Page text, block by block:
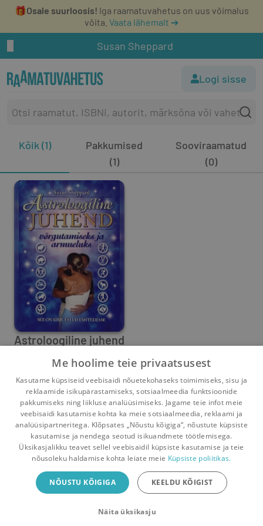
🎁Osale suurloosis! Iga raamatuvahetus on uus võimalus
võita. Vaata lähemalt ➔
Susan Sheppard
Logi sisse
Kõik (1)
Pakkumised
(1)
Sooviraamatud
(0)
Astroloogiline juhend
võrgutamiseks ja
2 0
Pealehele Ostukorv Sõnumid Teated Konto
Raamatuvahetuse mobiiliäpp
Vaheta raamatuid veelgi mugavamalt!
Me hoolime teie privaatsusest
Kasutame küpsiseid veebisaidi nõuetekohaseks toimimiseks, sisu ja
reklaamide isikupärastamiseks, sotsiaalmeedia funktsioonide
pakkumiseks ning liikluse analüüsimiseks. Jagame teie infot meie
veebisaidi kasutamise kohta ka meie sotsiaalmeedia, reklaami ja
analüüsipartneritega. Klõpsates „Nõustu kõigiga“, nõustute küpsiste
kasutamise ja nendega seotud isikuandmete töötlemisega.
Üksikasjalikku teavet sellel veebisaidil küpsiste kasutamise ja teie
nõusoleku haldamise kohta leiate meie Küpsiste poliitikas.
NÕUSTU KÕIGIGA KEELDU KÕIGIST
Näita üksikasju